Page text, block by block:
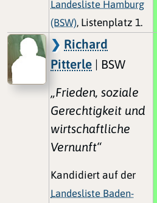
Landesliste Hamburg
(BSW), Listenplatz 1.
Richard
Pitterle | BSW
„Frieden, soziale
Gerechtigkeit und
wirtschaftliche
Vernunft“
Kandidiert auf der
Landesliste Baden-